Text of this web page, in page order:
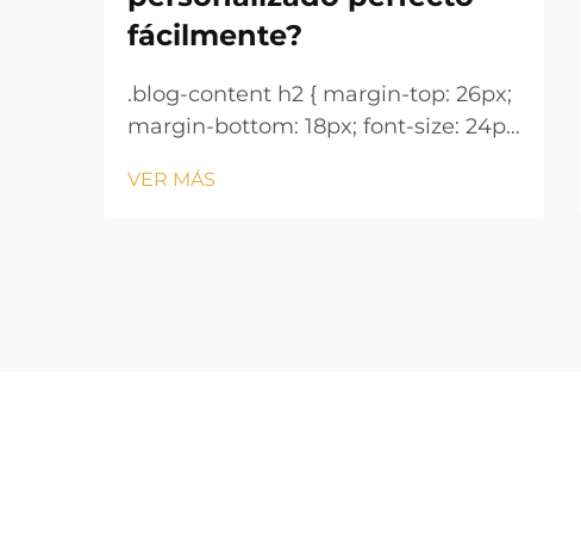
fácilmente?
.blog-content h2 { margin-top: 26px;
margin-bottom: 18px; font-size: 24px
height: normal; } .blog-content h3 {
VER MÁS